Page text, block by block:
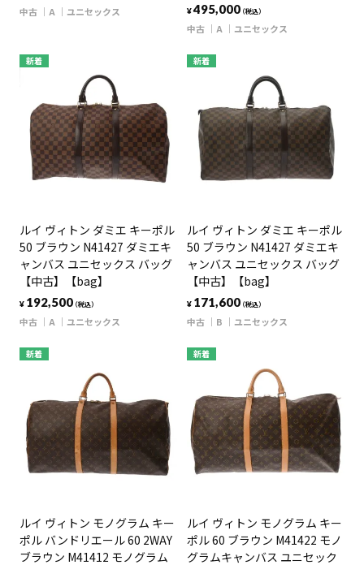
中古 A ユニセックス ¥495,000（税込）
中古 A ユニセックス
新着
ルイ ヴィトン ダミエ キーポル
50 ブラウン N41427 ダミエキ
ャンバス ユニセックス バッグ
【中古】【bag】
¥ 192,500（税込）
中古 A ユニセックス
新着
ルイ ヴィトン ダミエ キーポル
50 ブラウン N41427 ダミエキ
ャンバス ユニセックス バッグ
【中古】【bag】
¥ 171,600（税込）
中古 B ユニセックス
新着
ルイ ヴィトン モノグラム キー
ポル バンドリエール 60 2WAY
ブラウン M41412 モノグラム
新着
ルイ ヴィトン モノグラム キー
ポル 60 ブラウン M41422 モノ
グラムキャンバス ユニセック